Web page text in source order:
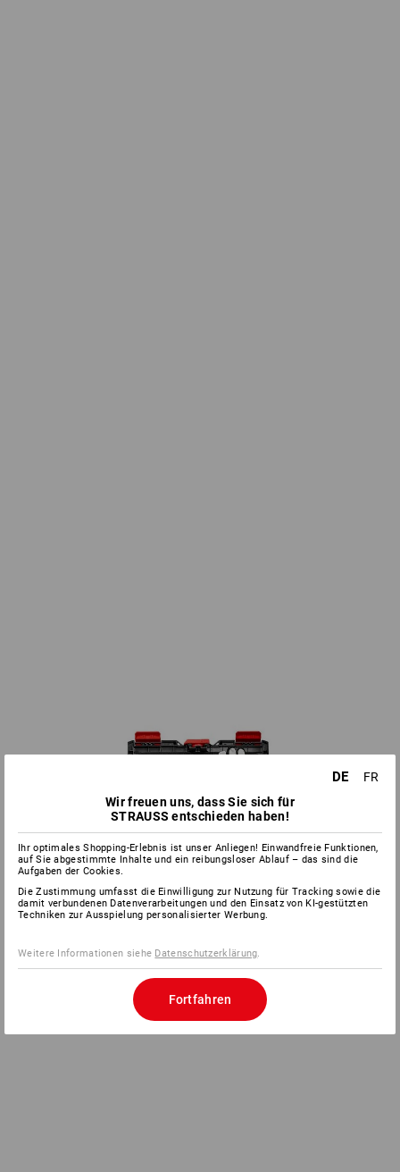
DE
FR
Wir freuen uns, dass Sie sich für
STRAUSS entschieden haben!
Ihr optimales Shopping-Erlebnis ist unser Anliegen! Einwandfreie Funktionen,
auf Sie abgestimmte Inhalte und ein reibungsloser Ablauf – das sind die
Aufgaben der Cookies.
Die Zustimmung umfasst die Einwilligung zur Nutzung für Tracking sowie die
damit verbundenen Datenverarbeitungen und den Einsatz von KI-gestützten
Techniken zur Ausspielung personalisierter Werbung.
Weitere Informationen siehe Datenschutzerklärung
Fortfahren